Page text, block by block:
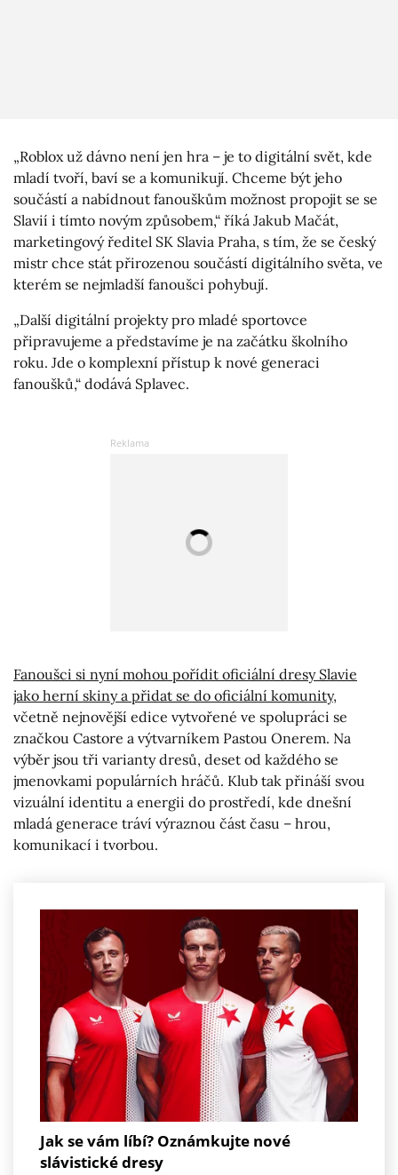
„Roblox už dávno není jen hra – je to digitální svět, kde
mladí tvoří, baví se a komunikují. Chceme být jeho
součástí a nabídnout fanouškům možnost propojit se se
Slavií i tímto novým způsobem,“ říká Jakub Mačát,
marketingový ředitel SK Slavia Praha, s tím, že se český
mistr chce stát přirozenou součástí digitálního světa, ve
kterém se nejmladší fanoušci pohybují.
„Další digitální projekty pro mladé sportovce
připravujeme a představíme je na začátku školního
roku. Jde o komplexní přístup k nové generaci
fanoušků,“ dodává Splavec.
Fanoušci si nyní mohou pořídit oficiální dresy Slavie
jako herní skiny a přidat se do oficiální komunity,
včetně nejnovější edice vytvořené ve spolupráci se
značkou Castore a výtvarníkem Pastou Onerem. Na
výběr jsou tři varianty dresů, deset od každého se
jmenovkami populárních hráčů. Klub tak přináší svou
vizuální identitu a energii do prostředí, kde dnešní
mladá generace tráví výraznou část času – hrou,
komunikací i tvorbou.
Jak se vám líbí? Oznámkujte nové
slávistické dresy